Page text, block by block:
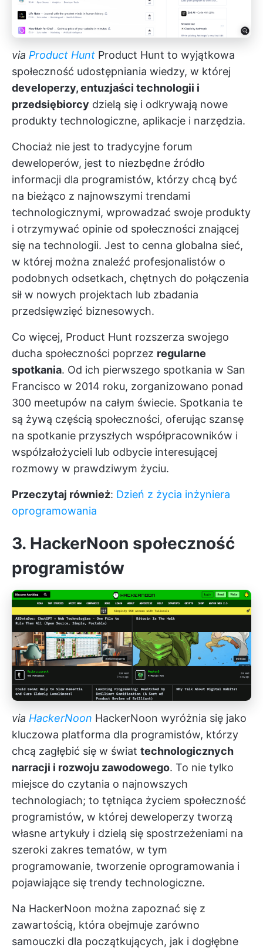
via Product Hunt Product Hunt to wyjątkowa
społeczność udostępniania wiedzy, w której
developerzy, entuzjaści technologii i
przedsiębiorcy dzielą się i odkrywają nowe
produkty technologiczne, aplikacje i narzędzia.
Chociaż nie jest to tradycyjne forum
deweloperów, jest to niezbędne źródło
informacji dla programistów, którzy chcą być
na bieżąco z najnowszymi trendami
technologicznymi, wprowadzać swoje produkty
i otrzymywać opinie od społeczności znającej
się na technologii. Jest to cenna globalna sieć,
w której można znaleźć profesjonalistów o
podobnych odsetkach, chętnych do połączenia
sił w nowych projektach lub zbadania
przedsięwzięć biznesowych.
Co więcej, Product Hunt rozszerza swojego
ducha społeczności poprzez regularne
spotkania. Od ich pierwszego spotkania w San
Francisco w 2014 roku, zorganizowano ponad
300 meetupów na całym świecie. Spotkania te
są żywą częścią społeczności, oferując szansę
na spotkanie przyszłych współpracowników i
współzałożycieli lub odbycie interesującej
rozmowy w prawdziwym życiu.
Przeczytaj również: Dzień z życia inżyniera
oprogramowania
3. HackerNoon społeczność
programistów
via HackerNoon HackerNoon wyróżnia się jako
kluczowa platforma dla programistów, którzy
chcą zagłębić się w świat technologicznych
narracji i rozwoju zawodowego. To nie tylko
miejsce do czytania o najnowszych
technologiach; to tętniąca życiem społeczność
programistów, w której deweloperzy tworzą
własne artykuły i dzielą się spostrzeżeniami na
szeroki zakres tematów, w tym
programowanie, tworzenie oprogramowania i
pojawiające się trendy technologiczne.
Na HackerNoon można zapoznać się z
zawartością, która obejmuje zarówno
samouczki dla początkujących, jak i dogłębne